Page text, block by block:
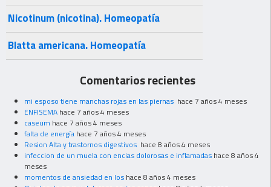
Nicotinum (nicotina). Homeopatía
Blatta americana. Homeopatía
Comentarios recientes
mi esposo tiene manchas rojas en las piernas hace 7 años 4 meses
ENFISEMA hace 7 años 4 meses
caseum hace 7 años 4 meses
falta de energía hace 7 años 4 meses
Resion Alta y trastornos digestivos hace 8 años 4 meses
infeccion de un muela con encias dolorosas e inflamadas hace 8 años 4
meses
momentos de ansiedad en los hace 8 años 4 meses